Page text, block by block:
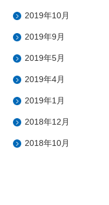
2019年10月
2019年9月
2019年5月
2019年4月
2019年1月
2018年12月
2018年10月